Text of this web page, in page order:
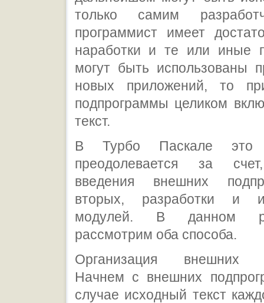
только самим
программист имеет
наработки и те или иные
могут быть использованы
новых приложений, то
подпрограммы целиком
текст.
В Турбо Паскале это
преодолевается за
введения внешних
вторых, разработки и
модулей. В данном
рассмотрим оба способа.
Организация внешних
Начнем с внешних
случае исходный текст